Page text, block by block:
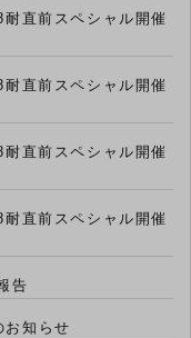
直前スペシャル開催
直前スペシャル開催
直前スペシャル開催
直前スペシャル開催
告
お知らせ